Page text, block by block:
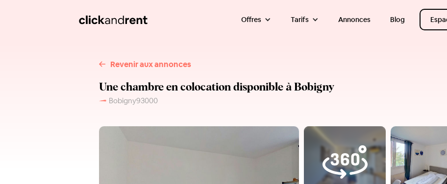
Offres Tarifs Annonces Blog
Revenir aux annonces
Une chambre en colocation disponible à Bobigny
Bobigny93000